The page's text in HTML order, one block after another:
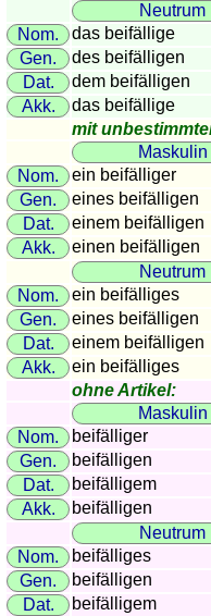
Küstenquiz
Geografiequiz
Länderquiz
Flüsse-
und
Städtequiz
Flaggen-,
Wappen-
und
Münzenquiz
Städte-
und
Länderquiz
weitere
Spiele
Gehirntraining
Rechentrainer
Puzzle
Quiz
Suchbild
Tierquiz
Neutrum
Nom.
das beifällige
Gen.
des beifälligen
Dat.
dem beifälligen
Akk.
das beifällige
mit
Maskulin
Nom.
ein beifälliger
Gen.
eines beifälligen
Dat.
einem beifälligen
Akk.
einen beifälligen
Neutrum
Nom.
ein beifälliges
Gen.
eines beifälligen
Dat.
einem beifälligen
Akk.
ein beifälliges
ohne Artikel:
Maskulin
Nom.
beifälliger
Gen.
beifälligen
Dat.
beifälligem
Akk.
beifälligen
Neutrum
Nom.
beifälliges
Gen.
beifälligen
Dat.
beifälligem